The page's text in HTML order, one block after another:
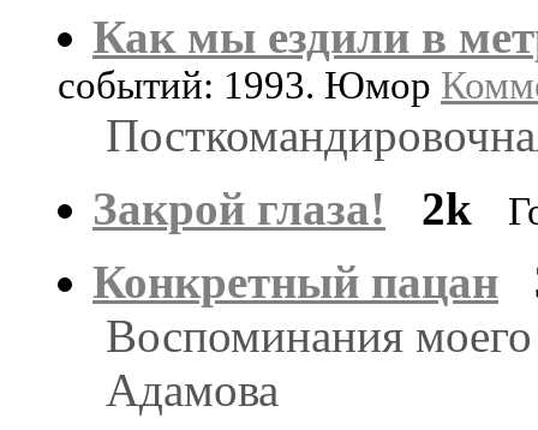
Как мы ездили в
событий: 1993. Юмор
Закрой глаза!
2k
Конкретный пацан
Воспоминания
Адамова